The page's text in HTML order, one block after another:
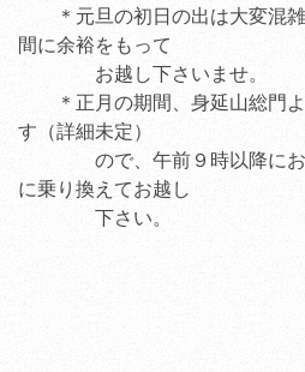
＊元旦の初日の出は大変混雑
間に余裕をもって
お越し下さいませ。
＊正月の期間、身延山総門よ
す（詳細未定）
ので、午前９時以降にお越
に乗り換えてお越し
下さい。